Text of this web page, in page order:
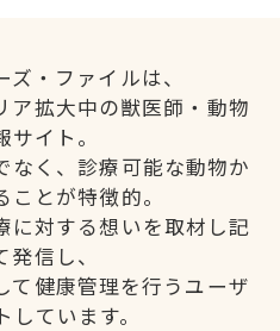
・ファイルは、
ア拡大中の獣医師・動物
イト。
なく、診療可能な動物か
とが特徴的。
に対する想いを取材し記
発信し、
て健康管理を行うユーザ
ています。